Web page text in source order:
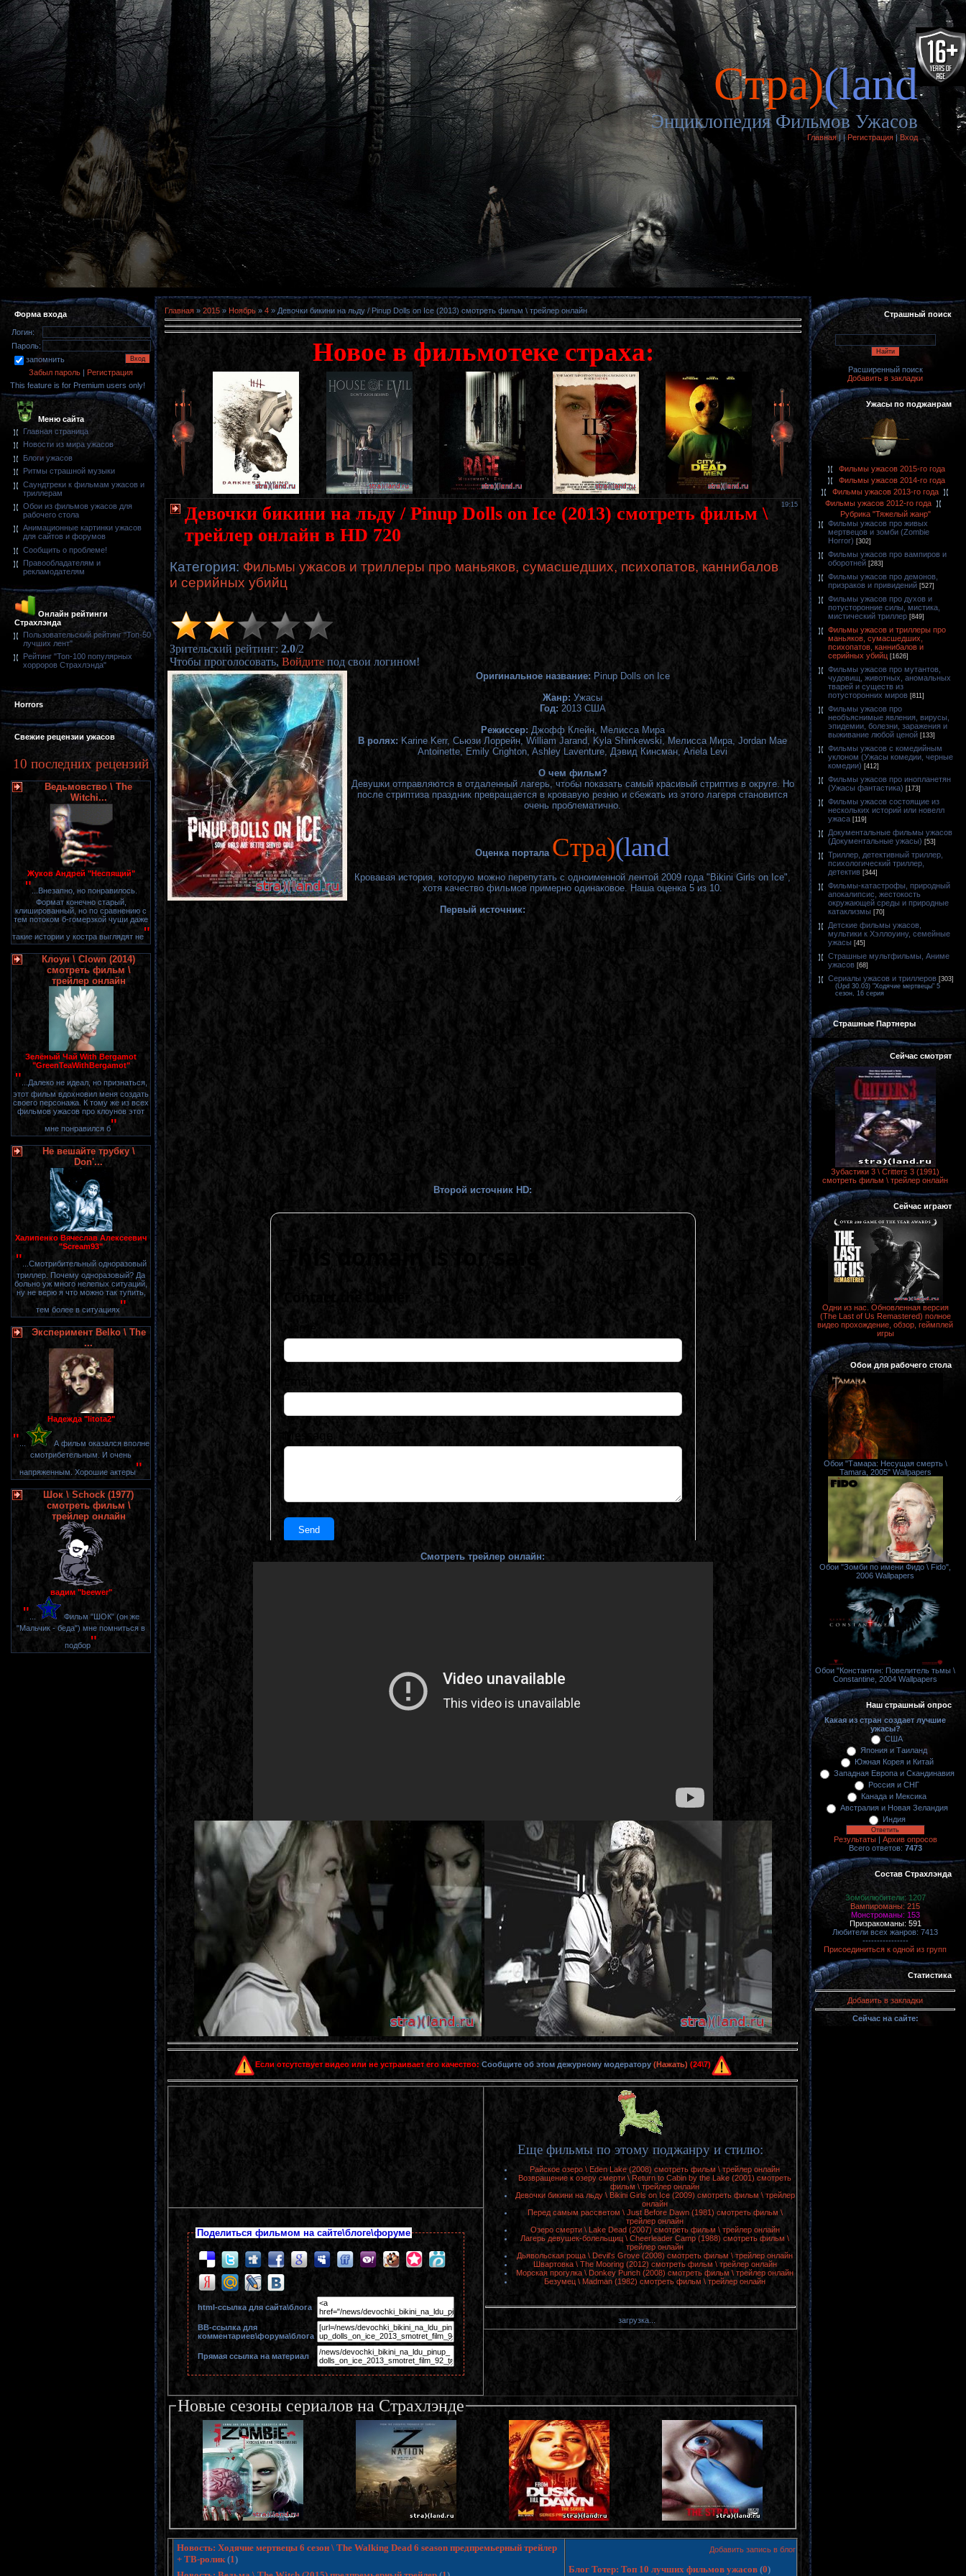
Cтра)(land
Энциклопедия Фильмов Ужасов
Главная| |Регистрация|Вход
Форма входа
Логин:
Пароль:
запомнить
Забыл пароль | Регистрация
This feature is for Premium users only!
Меню сайта
Главная страница
Новости из мира ужасов
Блоги ужасов
Ритмы страшной музыки
Саундтреки к фильмам ужасов и
триллерам
Обои из фильмов ужасов для
рабочего стола
Анимационные картинки ужасов
для сайтов и форумов
Сообщить о проблеме!
Правообладателям и
рекламодателям
Онлайн рейтинги
Страхлэнда
Пользовательский рейтинг "Топ-50
лучших лент"
Рейтинг "Топ-100 популярных
хорроров Страхлэнда"
Horrors
Свежие рецензии ужасов
10 последних рецензий
Ведьмовство \ The
Witchi...
Жуков Андрей "Неспящий"
" ...Внезапно, но понравилось.
Формат конечно старый,
клишированный, но по сравнению с
тем потоком б-гомерзкой чуши даже
такие истории у костра выглядят не"
Клоун \ Clown (2014)
смотреть фильм \
трейлер онлайн
Зелёный Чай With Bergamot
"GreenTeaWithBergamot"
" ...Далеко не идеал, но признаться,
этот фильм вдохновил меня создать
своего персонажа. К тому же из всех
фильмов ужасов про клоунов этот
мне понравился б"
Не вешайте трубку \
Don'...
Халипенко Вячеслав Алексеевич
"Scream93"
" ...Смотрибительный одноразовый
триллер. Почему одноразовый? Да
больно уж много нелепых ситуаций,
ну не верю я что можно так тупить,
тем более в ситуациях"
Эксперимент Belko \ The
...
Надежда "litota2"
"
А фильм оказался вполне
смотрибетельным. И очень
напряженным. Хорошие актеры"
Шок \ Schock (1977)
смотреть фильм \
трейлер онлайн
вадим "beewer"
"
Фильм "ШОК" (он же
"Мальчик - беда") мне помниться в
подбор"
Главная » 2015 » Ноябрь » 4 » Девочки бикини на льду / Pinup Dolls on Ice (2013) смотреть фильм \ трейлер онлайн
Новое в фильмотеке страха:
19:15
Девочки бикини на льду / Pinup Dolls on Ice (2013) смотреть фильм \
трейлер онлайн в HD 720
Категория: Фильмы ужасов и триллеры про маньяков, сумасшедших, психопатов, каннибалов
и серийных убийц
Зрительский рейтинг: 2.0/2
Чтобы проголосовать, Войдите под свои логином!
Оригинальное название:Pinup Dolls on Ice
Жанр: Ужасы
Год: 2013 США
Режиссер: Джофф Клейн, Мелисса Мира
В ролях: Karine Kerr, Сьюзи Лоррейн, William Jarand, Kyla Shinkewski, Мелисса Мира, Jordan Mae
Antoinette, Emily Crighton, Ashley Laventure, Дэвид Кинсман, Ariela Levi
О чем фильм?
Девушки отправляются в отдаленный лагерь, чтобы показать самый красивый стриптиз в округе. Но
после стриптиза праздник превращается в кровавую резню и сбежать из этого лагеря становится
очень проблематично.
Оценка портала Cтра)(land
Кровавая история, которую можно перепутать с одноименной лентой 2009 года "Bikini Girls on Ice",
хотя качество фильмов примерно одинаковое. Наша оценка 5 из 10.
Первый источник:
Второй источник HD:
Смотреть трейлер онлайн:
Если отсутствует видео или не устраивает его качество: Сообщите об этом дежурному модератору (Нажать) (24\7)
Еще фильмы по этому поджанру и стилю:
Райское озеро \ Eden Lake (2008) смотреть фильм \ трейлер онлайн
Возвращение к озеру смерти \ Return to Cabin by the Lake (2001) смотреть
фильм \ трейлер онлайн
Девочки бикини на льду \ Bikini Girls on Ice (2009) смотреть фильм \ трейлер
онлайн
Перед самым рассветом \ Just Before Dawn (1981) смотреть фильм \
трейлер онлайн
Озеро смерти \ Lake Dead (2007) смотреть фильм \ трейлер онлайн
Лагерь девушек-болельщиц \ Cheerleader Camp (1988) смотреть фильм \
трейлер онлайн
Дьявольская роща \ Devil's Grove (2008) смотреть фильм \ трейлер онлайн
Швартовка \ The Mooring (2012) смотреть фильм \ трейлер онлайн
Морская прогулка \ Donkey Punch (2008) смотреть фильм \ трейлер онлайн
Безумец \ Madman (1982) смотреть фильм \ трейлер онлайн
загрузка...
Поделиться фильмом на сайте\блоге\форуме
html-cсылка для сайта\блога
BB-cсылка для
комментариев\форума\блога
Прямая ссылка на материал
Новые сезоны сериалов на Страхлэнде
Новость: Ходячие мертвецы 6 сезон \ The Walking Dead 6 season предпремьерный трейлер
+ ТВ-ролик (1)
Добавить запись в блог
Блог Тотер: Топ 10 лучших фильмов ужасов (0)
Страшный поиск
Расширенный поиск
Добавить в закладки
Ужасы по поджанрам
Фильмы ужасов 2015-го года
Фильмы ужасов 2014-го года
Фильмы ужасов 2013-го года
Фильмы ужасов 2012-го года
Рубрика "Тяжелый жанр"
Фильмы ужасов про живых
мертвецов и зомби (Zombie
Horror) [302]
Фильмы ужасов про вампиров и
оборотней [283]
Фильмы ужасов про демонов,
призраков и привидений [527]
Фильмы ужасов про духов и
потусторонние силы, мистика,
мистический триллер [849]
Фильмы ужасов и триллеры про
маньяков, сумасшедших,
психопатов, каннибалов и
серийных убийц [1626]
Фильмы ужасов про мутантов,
чудовищ, животных, аномальных
тварей и существ из
потусторонних миров [811]
Фильмы ужасов про
необъяснимые явления, вирусы,
эпидемии, болезни, заражения и
выживание любой ценой [133]
Фильмы ужасов с комедийным
уклоном (Ужасы комедии, черные
комедии) [412]
Фильмы ужасов про инопланетян
(Ужасы фантастика) [173]
Фильмы ужасов состоящие из
нескольких историй или новелл
ужаса [119]
Документальные фильмы ужасов
(Документальные ужасы) [53]
Триллер, детективный триллер,
психологический триллер,
детектив [344]
Фильмы-катастрофы, природный
апокалипсис, жестокость
окружающей среды и природные
катаклизмы [70]
Детские фильмы ужасов,
мультики к Хэллоуину, семейные
ужасы [45]
Страшные мультфильмы, Аниме
ужасов [68]
Сериалы ужасов и триллеров [303]
(Upd 30.03) "Ходячие мертвецы" 5
сезон, 16 серия
Страшные Партнеры
Сейчас смотрят
Зубастики 3 \ Critters 3 (1991)
смотреть фильм \ трейлер онлайн
Сейчас играют
Одни из нас. Обновленная версия
(The Last of Us Remastered) полное
видео прохождение, обзор, геймплей
игры
Обои для рабочего стола
Обои "Тамара: Несущая смерть \
Tamara, 2005" Wallpapers
Обои "Зомби по имени Фидо \ Fido",
2006 Wallpapers
Обои "Константин: Повелитель тьмы \
Constantine, 2004 Wallpapers
Наш страшный опрос
Какая из стран создает лучшие
ужасы?
США
Япония и Таиланд
Южная Корея и Китай
Западная Европа и Скандинавия
Россия и СНГ
Канада и Мексика
Австралия и Новая Зеландия
Индия
Результаты| Архив опросов
Всего ответов: 7473
Состав Страхлэнда
Зомбилюбители: 1207
Вампироманы: 215
Монстроманы: 153
Призракоманы: 591
Любители всех жанров: 7413
----------------
Присоединиться к одной из групп
Статистика
Добавить в закладки
Сейчас на сайте: